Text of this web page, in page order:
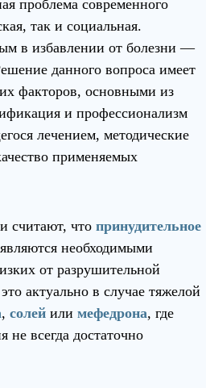
проблема современного
так и социальная.
в избавлении от болезни —
данного вопроса имеет
факторов, основными из
и профессионализм
лечением, методические
применяемых
считают, что принудительное
необходимыми
от разрушительной
актуально в случае тяжелой
, солей или мефедрона, где
всегда достаточно